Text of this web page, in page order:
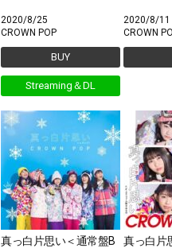
2020/8/25
CROWN POP
BUY
Streaming＆DL
2020/8/11
CROWN
真っ白片思い＜通常盤B
真っ白片